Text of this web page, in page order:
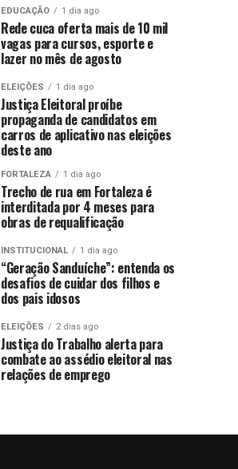
EDUCAÇÃO 1 dia ago
Rede cuca oferta mais de 10 mil
vagas para cursos, esporte e
lazer no mês de agosto
ELEIÇÕES 1 dia ago
Justiça Eleitoral proíbe
propaganda de candidatos em
carros de aplicativo nas eleições
deste ano
FORTALEZA 1 dia ago
Trecho de rua em Fortaleza é
interditada por 4 meses para
obras de requalificação
INSTITUCIONAL 1 dia ago
“Geração Sanduíche”: entenda os
desafios de cuidar dos filhos e
dos pais idosos
ELEIÇÕES 2 dias ago
Justiça do Trabalho alerta para
combate ao assédio eleitoral nas
relações de emprego